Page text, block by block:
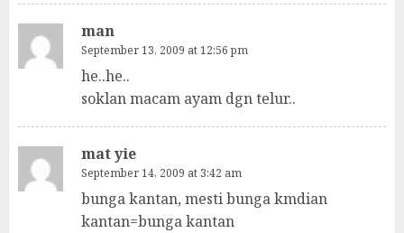
man
September 13, 2009 at 12:56 pm
he..he..
soklan macam ayam dgn telur..
mat yie
September 14, 2009 at 3:42 am
bunga kantan, mesti bunga kmdian
kantan=bunga kantan